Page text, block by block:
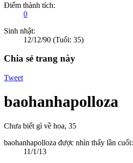
Điểm thành tích:
0
Sinh nhật:
12/12/90 (Tuổi: 35)
Chia sẻ trang này
Tweet
baohanhapolloza
Chưa biết gì về hoa, 35
baohanhapolloza được nhìn thấy lần cuối:
11/1/13